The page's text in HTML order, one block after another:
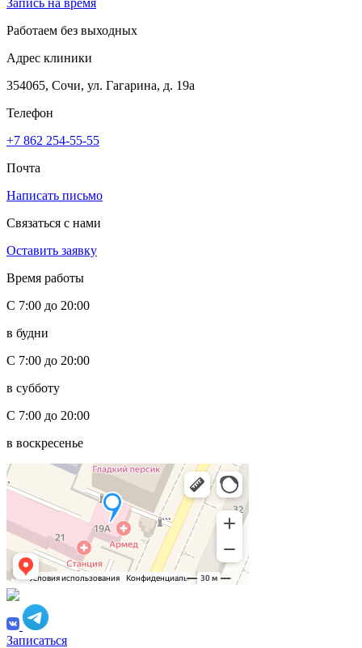
Работаем без выходных
Адрес клиники
354065, Сочи, ул. Гагарина, д. 19а
Телефон
+7 862 254-55-55
Почта
Написать письмо
Связаться с нами
Оставить заявку
Время работы
С 7:00 до 20:00
в будни
С 7:00 до 20:00
в субботу
С 7:00 до 20:00
в воскресенье
Записаться